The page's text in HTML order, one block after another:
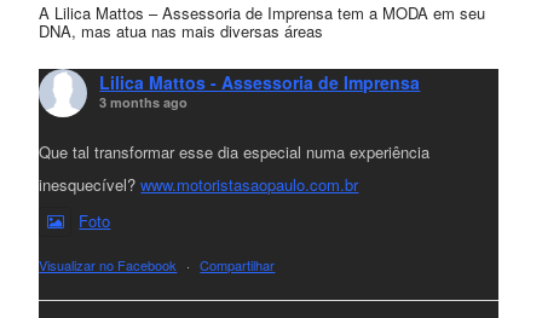
A Lilica Mattos – Assessoria de Imprensa tem a MODA em seu
DNA, mas atua nas mais diversas áreas
Lilica Mattos - Assessoria de Imprensa
3 months ago
Que tal transformar esse dia especial numa experiência
inesquecível?www.motoristasaopaulo.com.br
Foto
Visualizar no Facebook · Compartilhar